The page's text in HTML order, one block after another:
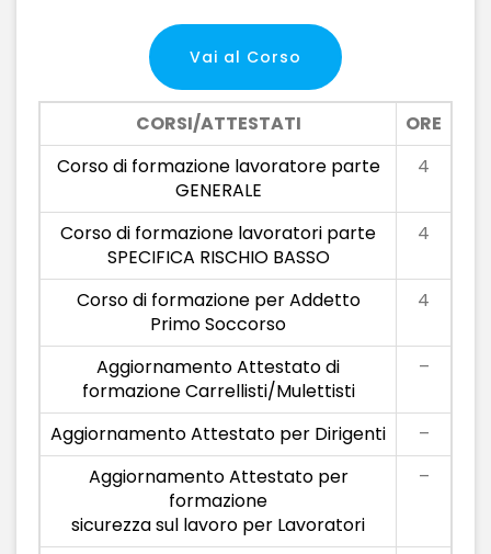
Vai al Corso
CORSI/ATTESTATI
ORE
Corso di formazione lavoratore parte
GENERALE
4
Corso di formazione lavoratori parte
SPECIFICA RISCHIO BASSO
4
Corso di formazione per Addetto
Primo Soccorso
4
Aggiornamento Attestato di
formazione Carrellisti/Mulettisti
–
Aggiornamento Attestato per Dirigenti
–
Aggiornamento Attestato per
formazione
sicurezza sul lavoro per Lavoratori
–